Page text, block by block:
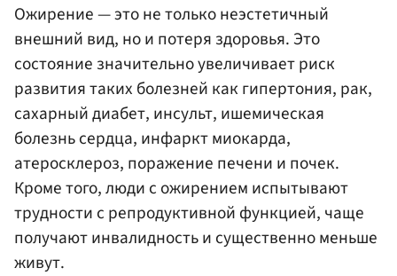
Ожирение — это не только неэстетичный
внешний вид, но и потеря здоровья. Это
состояние значительно увеличивает риск
развития таких болезней как гипертония, рак,
сахарный диабет, инсульт, ишемическая
болезнь сердца, инфаркт миокарда,
атеросклероз, поражение печени и почек.
Кроме того, люди с ожирением испытывают
трудности с репродуктивной функцией, чаще
получают инвалидность и существенно меньше
живут.